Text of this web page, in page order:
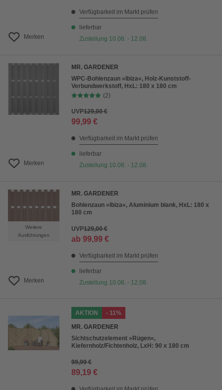
Merken
Verfügbarkeit im Markt prüfen
lieferbar
Zustellung 10.08. - 12.08.
Merken
MR. GARDENER
WPC-Bohlenzaun »Ibiza«, Holz-Kunststoff-
Verbundwerkstoff, HxL: 180 x 180 cm
(2)
UVP129,00 €
99,99 €
Verfügbarkeit im Markt prüfen
lieferbar
Zustellung 10.08. - 12.08.
Weitere
Ausführungen
Merken
MR. GARDENER
Bohlenzaun »Ibiza«, Aluminium blank, HxL: 180 x
180 cm
UVP129,00 €
ab 99,99 €
Verfügbarkeit im Markt prüfen
lieferbar
Zustellung 10.08. - 12.08.
AKTION
- 11%
MR. GARDENER
Sichtschutzelement »Rügen«,
Kiefernholz/Fichtenholz, LxH: 90 x 180 cm
99,99 €
89,19 €